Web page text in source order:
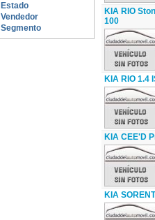
Estado
Vendedor
Segmento
KIA RIO
100
KIA RIO 1.4
KIA CEE'D
KIA